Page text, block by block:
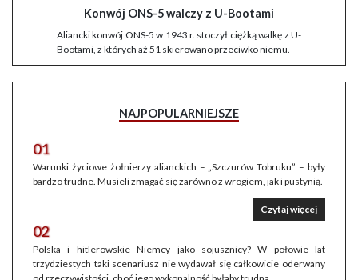
Konwój ONS-5 walczy z U-Bootami
Aliancki konwój ONS-5 w 1943 r. stoczył ciężką walkę z U-
Bootami, z których aż 51 skierowano przeciwko niemu.
NAJPOPULARNIEJSZE
01
Warunki życiowe żołnierzy alianckich – „Szczurów Tobruku” – były
bardzo trudne. Musieli zmagać się zarówno z wrogiem, jak i pustynią.
Czytaj więcej
02
Polska i hitlerowskie Niemcy jako sojusznicy? W połowie lat
trzydziestych taki scenariusz nie wydawał się całkowicie oderwany